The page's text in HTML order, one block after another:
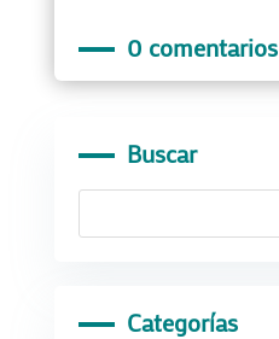
0 comentarios
Buscar
Categorías